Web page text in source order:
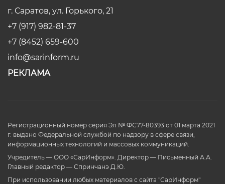
г. Саратов, ул. Горького, 21
+7 (917) 982-81-37
+7 (8452) 659-600
info@sarinform.ru
РЕКЛАМА
Регистрационный номер серия Эл № ФС77-80393 от 01 марта 2021
г. выдано Федеральной службой по надзору в сфере связи,
информационных технологий и массовых коммуникаций.
Учредитель — ООО «СарИнформ». Директор — Письменный А.А.
Главный редактор — Спринчанэ Д.Ю.
При использовании любых материалов с сайта "СарИнформ"